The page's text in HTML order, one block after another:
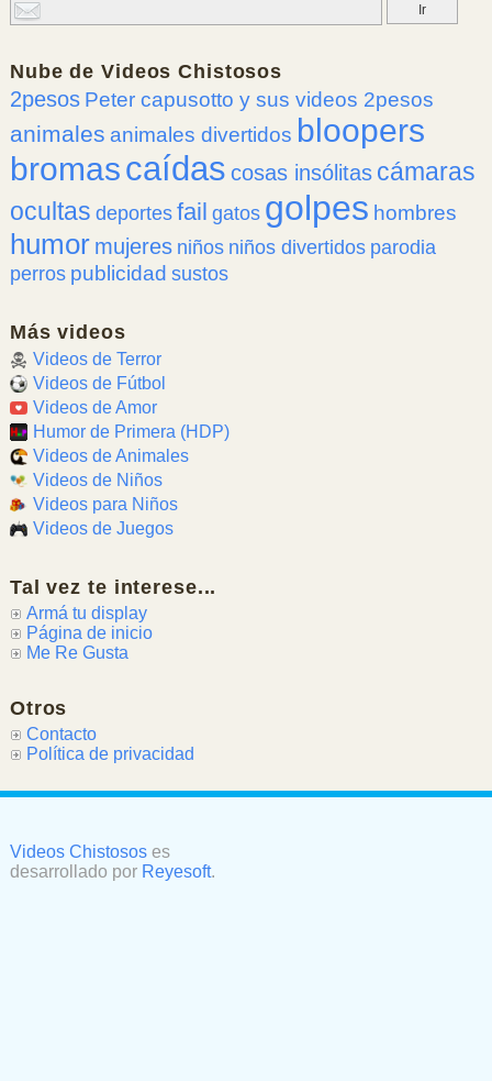
Nube deVideos Chistosos
2pesos Peter capusotto y sus videos 2pesos
animales animales divertidos bloopers
bromascaídas cosas insólitas cámaras
ocultas deportes fail gatos golpes hombres
humor mujeres niños niños divertidos parodia
perros publicidad sustos
Más videos
Videos de Terror
Videos de Fútbol
Videos de Amor
Humor de Primera (HDP)
Videos de Animales
Videos de Niños
Videos para Niños
Videos de Juegos
Tal vez te interese...
Armá tu display
Página de inicio
Me Re Gusta
Otros
Contacto
Política de privacidad
Videos Chistososes
desarrollado por Reyesoft.